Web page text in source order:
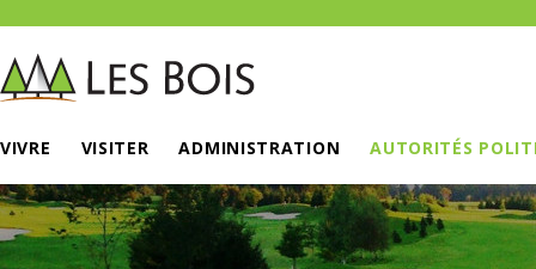
VIVRE VISITER ADMINISTRATION AUTORITÉS